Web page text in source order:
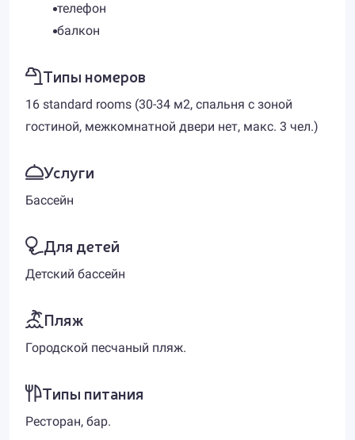
телефон
балкон
Типы номеров
16 standard rooms (30-34 м2, спальня с зоной
гостиной, межкомнатной двери нет, макс. 3 чел.)
Услуги
Бассейн
Для детей
Детский бассейн
Пляж
Городской песчаный пляж.
Типы питания
Ресторан, бар.